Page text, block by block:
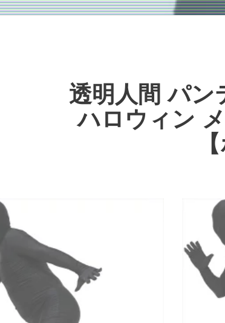
透明人間 パ
ハロウィン